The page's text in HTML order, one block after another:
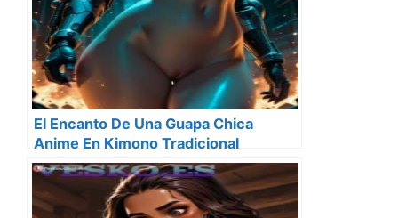
El Encanto De Una Guapa Chica
Anime En Kimono Tradicional
Japones